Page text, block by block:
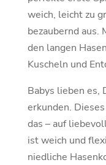
weich, leicht zu
bezaubernd aus.
den langen
Kuscheln und
Babys lieben es,
erkunden.
das – auf
ist weich und
niedliche